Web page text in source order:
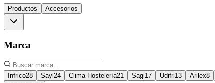
Productos Accesorios
Marca
Infrico28 Sayl 24 Clima Hostelería21 Sagi17 Udifri13 Arilex8